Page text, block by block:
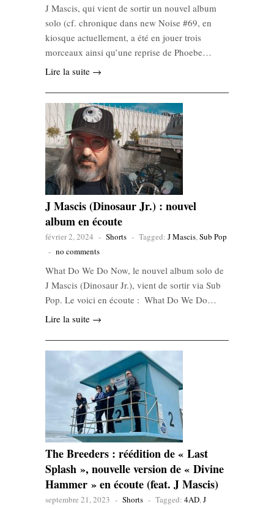
J Mascis, qui vient de sortir un nouvel album
solo (cf. chronique dans new Noise #69, en
kiosque actuellement, a été en jouer trois
morceaux ainsi qu’une reprise de Phoebe…
Lire la suite →
J Mascis (Dinosaur Jr.) : nouvel
album en écoute
février 2, 2024 - Shorts - Tagged: J Mascis,Sub Pop
- no comments
What Do We Do Now, le nouvel album solo de
J Mascis (Dinosaur Jr.), vient de sortir via Sub
Pop. Le voici en écoute : What Do We Do…
Lire la suite →
The Breeders : réédition de « Last
Splash », nouvelle version de « Divine
Hammer » en écoute (feat. J Mascis)
septembre 21, 2023 - Shorts - Tagged: 4AD,J